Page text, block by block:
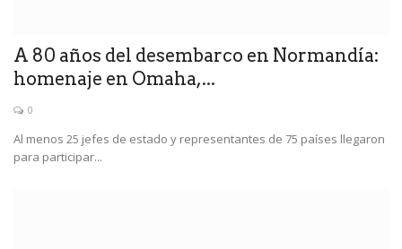
A 80 años del desembarco en Normandía:
homenaje en Omaha,...
0
Al menos 25 jefes de estado y representantes de 75 países llegaron
para participar...